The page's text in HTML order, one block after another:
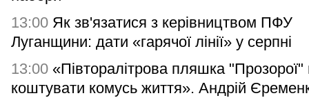
13:00 Як зв'язатися з керівництвом ПФУ
Луганщини: дати «гарячої лінії» у серпні
13:00 «Півторалітрова пляшка
коштувати комусь життя». Андрій